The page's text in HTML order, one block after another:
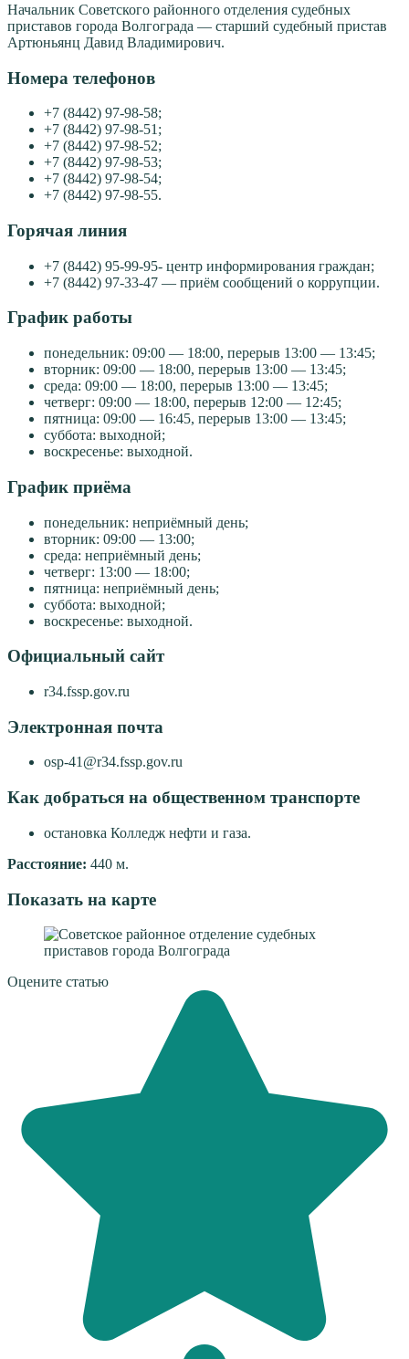
Начальник Советского районного отделения судебных
приставов города Волгограда — старший судебный пристав
Артюньянц Давид Владимирович.
Номера телефонов
+7 (8442) 97-98-58;
+7 (8442) 97-98-51;
+7 (8442) 97-98-52;
+7 (8442) 97-98-53;
+7 (8442) 97-98-54;
+7 (8442) 97-98-55.
Горячая линия
+7 (8442) 95-99-95- центр информирования граждан;
+7 (8442) 97-33-47 — приём сообщений о коррупции.
График работы
понедельник: 09:00 — 18:00, перерыв 13:00 — 13:45;
вторник: 09:00 — 18:00, перерыв 13:00 — 13:45;
среда: 09:00 — 18:00, перерыв 13:00 — 13:45;
четверг: 09:00 — 18:00, перерыв 12:00 — 12:45;
пятница: 09:00 — 16:45, перерыв 13:00 — 13:45;
суббота: выходной;
воскресенье: выходной.
График приёма
понедельник: неприёмный день;
вторник: 09:00 — 13:00;
среда: неприёмный день;
четверг: 13:00 — 18:00;
пятница: неприёмный день;
суббота: выходной;
воскресенье: выходной.
Официальный сайт
r34.fssp.gov.ru
Электронная почта
osp-41@r34.fssp.gov.ru
Как добраться на общественном транспорте
остановка Колледж нефти и газа.
Расстояние: 440 м.
Показать на карте
Оцените статью